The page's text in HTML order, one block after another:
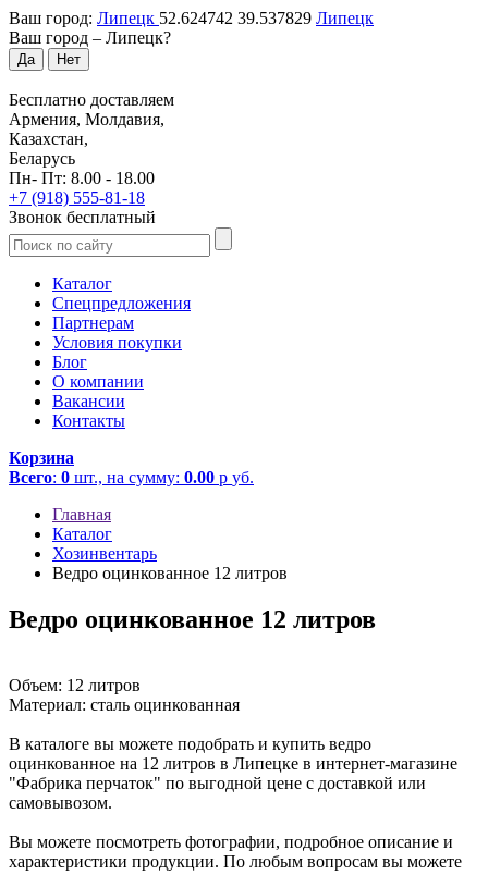
Ваш город: Липецк 52.624742 39.537829 Липецк
Ваш город – Липецк?
Да Нет
Бесплатно доставляем
Армения, Молдавия,
Казахстан,
Беларусь
Пн- Пт: 8.00 - 18.00
+7 (918) 555-81-18
Звонок бесплатный
Каталог
Спецпредложения
Партнерам
Условия покупки
Блог
О компании
Вакансии
Контакты
Корзина
Всего: 0 шт., на сумму: 0.00 р уб.
Главная
Каталог
Хозинвентарь
Ведро оцинкованное 12 литров
Ведро оцинкованное 12 литров
Объем: 12 литров
Материал: сталь оцинкованная
В каталоге вы можете подобрать и купить ведро
оцинкованное на 12 литров в Липецке в интернет-магазине
"Фабрика перчаток" по выгодной цене с доставкой или
самовывозом.
Вы можете посмотреть фотографии, подробное описание и
характеристики продукции. По любым вопросам вы можете